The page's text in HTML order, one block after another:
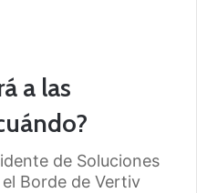
a las
de Soluciones
Borde de Vertiv